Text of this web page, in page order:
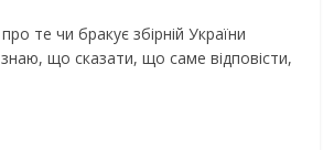
те чи бракує збірній України
що сказати, що саме відповісти,